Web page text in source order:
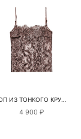
ТОП ИЗ ТОНКОГО КРУЖЕВА
4 900 ₽